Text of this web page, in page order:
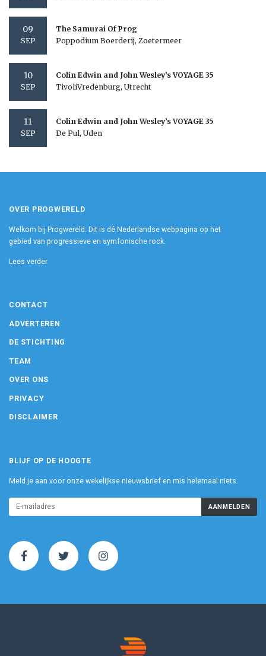
09
SEP
The Samurai Of Prog
Poppodium Boerderij, Zoetermeer
10
SEP
Colin Edwin and John Wesley’s VOYAGE 35
TivoliVredenburg, Utrecht
11
SEP
Colin Edwin and John Wesley’s VOYAGE 35
De Pul, Uden
OVER PROGWERELD
Welkom bij Progwereld. Dit is dé Nederlandse webpagina op het
gebied van progressieve en symfonische rock.
Lees verder
CONTACT
ADVERTEREN
DE STICHTING
TEAM
OVER ONS
PRIVACY
DISCLAIMER
BLIJF OP DE HOOGTE
Meld je aan voor onze wekelijkse nieuwsbrief en mis helemaal niets.
AANMELDEN